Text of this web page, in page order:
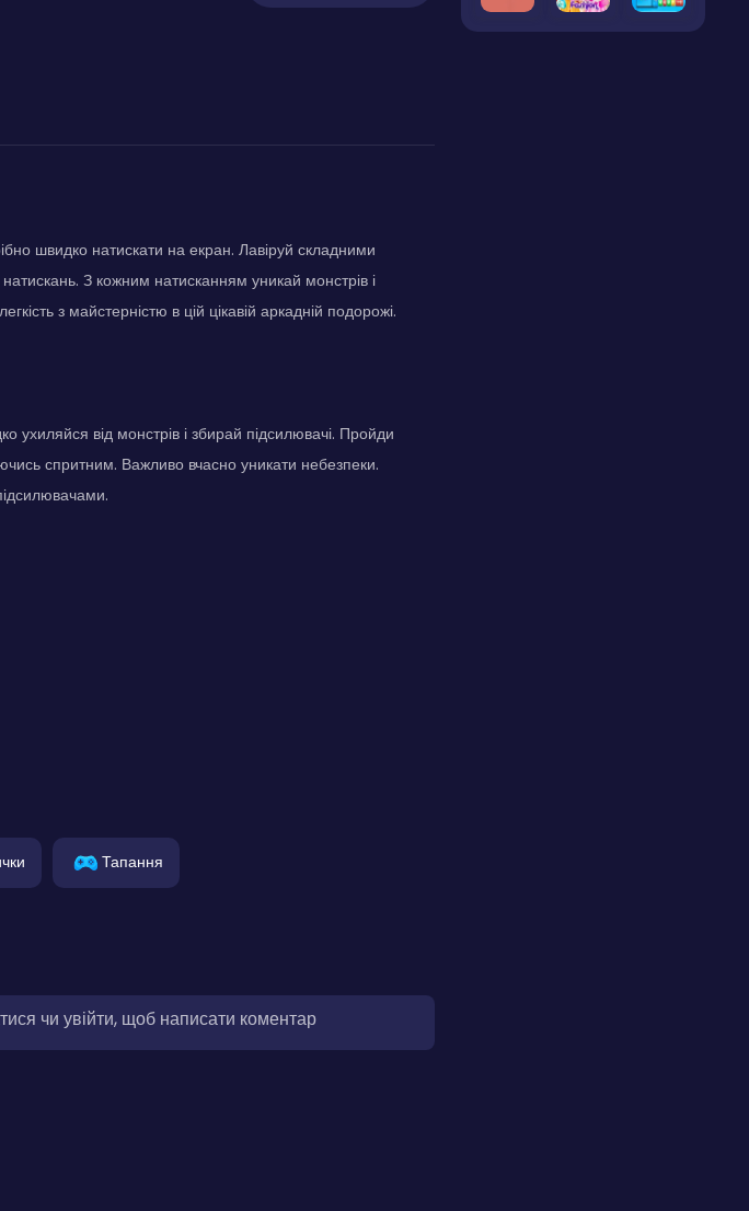
швидко натискати на екран. Лавіруй складними
З кожним натисканням уникай монстрів і
з майстерністю в цій цікавій аркадній подорожі.
від монстрів і збирай підсилювачі. Пройди
спритним. Важливо вчасно уникати небезпеки.
Тапання
чи увійти, щоб написати коментар